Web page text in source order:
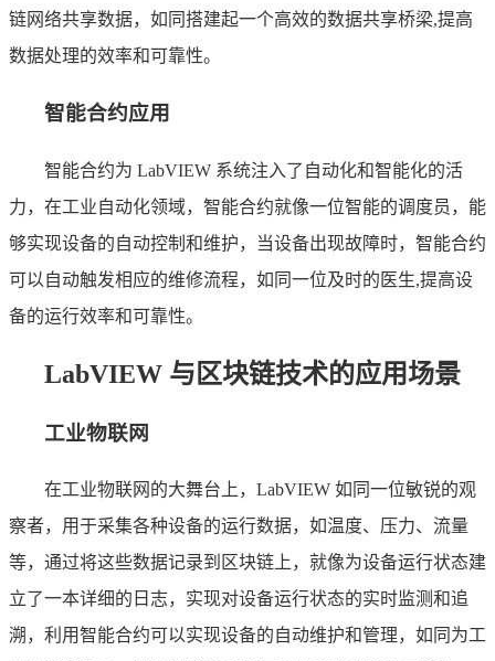
链网络共享数据，如同搭建起一个高效的数据共享桥梁,提高
数据处理的效率和可靠性。
智能合约应用
智能合约为 LabVIEW 系统注入了自动化和智能化的活
力，在工业自动化领域，智能合约就像一位智能的调度员，能
够实现设备的自动控制和维护，当设备出现故障时，智能合约
可以自动触发相应的维修流程，如同一位及时的医生,提高设
备的运行效率和可靠性。
LabVIEW 与区块链技术的应用场景
工业物联网
在工业物联网的大舞台上，LabVIEW 如同一位敏锐的观
察者，用于采集各种设备的运行数据，如温度、压力、流量
等，通过将这些数据记录到区块链上，就像为设备运行状态建
立了一本详细的日志，实现对设备运行状态的实时监测和追
溯，利用智能合约可以实现设备的自动维护和管理，如同为工